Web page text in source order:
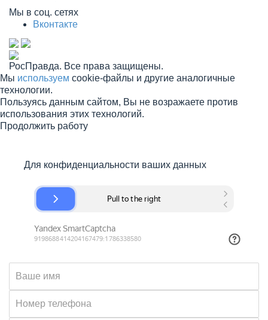
Мы в соц. сетях
Вконтакте
РосПравда. Все права защищены.
Мы используем cookie-файлы и другие аналогичные
технологии.
Пользуясь данным сайтом, Вы не возражаете против
использования этих технологий.
Продолжить работу
Для конфиденциальности ваших данных